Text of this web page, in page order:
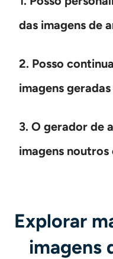
das imagens de
2. Posso
imagens
3. O gerador de
imagens noutros
Explorar
imagens